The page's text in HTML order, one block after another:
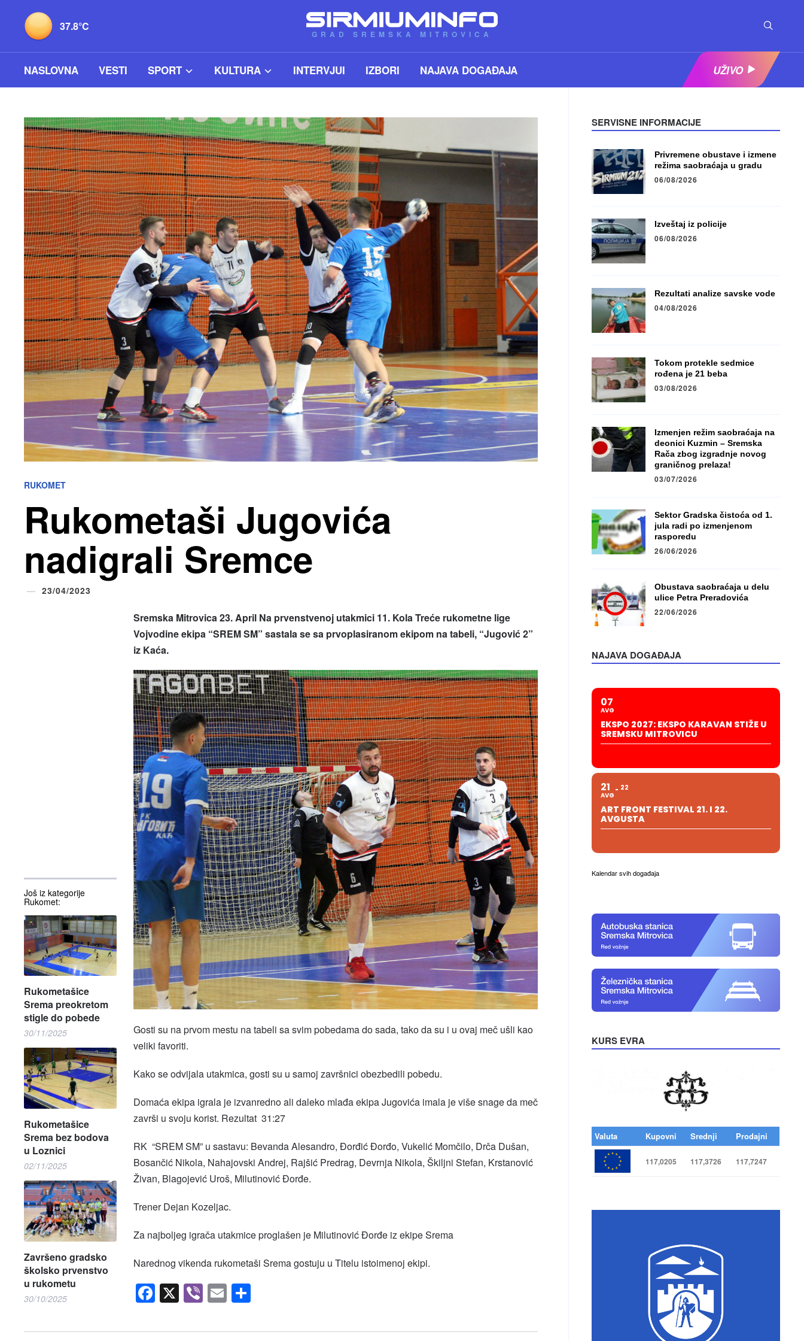
37.8°C
GRAD SREMSKA MITROVICA
NASLOVNA VESTI SPORT KULTURA INTERVJUI IZBORI NAJAVA DOGAĐAJA UŽIVO
RUKOMET
Rukometaši Jugovića
nadigrali Sremce
23/04/2023
Još iz kategorije
Rukomet:
Rukometašice
Srema preokretom
stigle do pobede
30/11/2025
Rukometašice
Srema bez bodova
u Loznici
02/11/2025
Završeno gradsko
školsko prvenstvo
u rukometu
30/10/2025
Sremska Mitrovica 23. April Na prvenstvenoj utakmici 11. Kola Treće rukometne lige
Vojvodine ekipa “SREM SM” sastala se sa prvoplasiranom ekipom na tabeli, “Jugović 2”
iz Kaća.
Gosti su na prvom mestu na tabeli sa svim pobedama do sada, tako da su i u ovaj meč ušli kao
veliki favoriti.
Kako se odvijala utakmica, gosti su u samoj završnici obezbedili pobedu.
Domaća ekipa igrala je izvanredno ali daleko mlađa ekipa Jugovića imala je više snage da meč
završi u svoju korist. Rezultat 31:27
RK “SREM SM” u sastavu: Bevanda Alesandro, Đorđić Đorđo, Vukelić Momčilo, Drča Dušan,
Bosančić Nikola, Nahajovski Andrej, Rajšić Predrag, Devrnja Nikola, Škiljni Stefan, Krstanović
Živan, Blagojević Uroš, Milutinović Đorđe.
Trener Dejan Kozeljac.
Za najboljeg igrača utakmice proglašen je Milutinović Đorđe iz ekipe Srema
Narednog vikenda rukometaši Srema gostuju u Titelu istoimenoj ekipi.
Facebook
X Viber
EmailShare
SERVISNE INFORMACIJE
Privremene obustave i izmene
režima saobraćaja u gradu
06/08/2026
Izveštaj iz policije
06/08/2026
Rezultati analize savske vode
04/08/2026
Tokom protekle sedmice
rođena je 21 beba
03/08/2026
Izmenjen režim saobraćaja na
deonici Kuzmin – Sremska
Rača zbog izgradnje novog
graničnog prelaza!
03/07/2026
Sektor Gradska čistoća od 1.
jula radi po izmenjenom
rasporedu
26/06/2026
Obustava saobraćaja u delu
ulice Petra Preradovića
22/06/2026
NAJAVA DOGAĐAJA
07
AVG
EKSPO 2027: EKSPO KARAVAN STIŽE U
SREMSKU MITROVICU
21
AVG
22
ART FRONT FESTIVAL 21. I 22.
AVGUSTA
Kalendar svih događaja
KURS EVRA
Valuta Kupovni Srednji Prodajni
117,0205 117,3726 117,7247